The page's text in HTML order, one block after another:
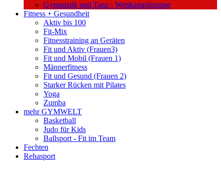
Gymnastik und Tanz - Wettkampfgruppe
Fitness + Gesundheit
Aktiv bis 100
Fit-Mix
Fitnesstraining an Geräten
Fit und Aktiv (Frauen3)
Fit und Mobil (Frauen 1)
Männerfitness
Fit und Gesund (Frauen 2)
Starker Rücken mit Pilates
Yoga
Zumba
mehr GYMWELT
Basketball
Judo für Kids
Ballsport - Fit im Team
Fechten
Rehasport